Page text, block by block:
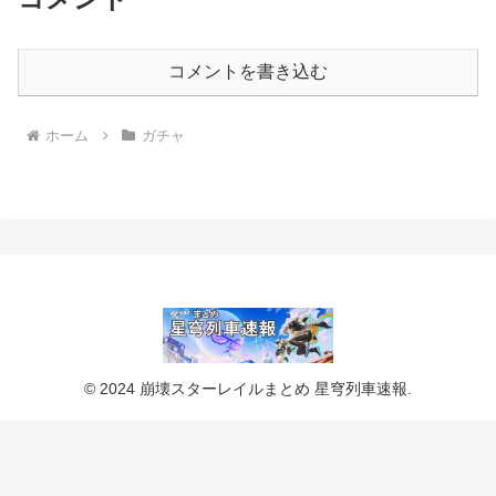
コメントを書き込む
ホーム ガチャ
© 2024 崩壊スターレイルまとめ 星穹列車速報.